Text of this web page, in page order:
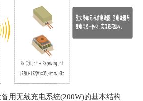
用无线充电系统(200W)的基本结构